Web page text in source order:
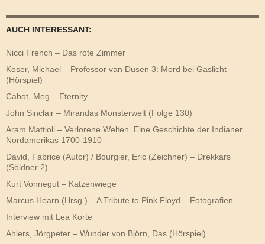
AUCH INTERESSANT:
Nicci French – Das rote Zimmer
Koser, Michael – Professor van Dusen 3: Mord bei Gaslicht
(Hörspiel)
Cabot, Meg – Eternity
John Sinclair – Mirandas Monsterwelt (Folge 130)
Aram Mattioli – Verlorene Welten. Eine Geschichte der Indianer
Nordamerikas 1700-1910
David, Fabrice (Autor) / Bourgier, Eric (Zeichner) – Drekkars
(Söldner 2)
Kurt Vonnegut – Katzenwiege
Marcus Hearn (Hrsg.) – A Tribute to Pink Floyd – Fotografien
Interview mit Lea Korte
Ahlers, Jörgpeter – Wunder von Björn, Das (Hörspiel)